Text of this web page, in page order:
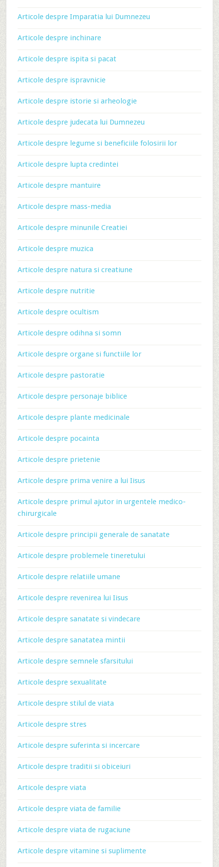
Articole despre Imparatia lui Dumnezeu
Articole despre inchinare
Articole despre ispita si pacat
Articole despre ispravnicie
Articole despre istorie si arheologie
Articole despre judecata lui Dumnezeu
Articole despre legume si beneficiile folosirii lor
Articole despre lupta credintei
Articole despre mantuire
Articole despre mass-media
Articole despre minunile Creatiei
Articole despre muzica
Articole despre natura si creatiune
Articole despre nutritie
Articole despre ocultism
Articole despre odihna si somn
Articole despre organe si functiile lor
Articole despre pastoratie
Articole despre personaje biblice
Articole despre plante medicinale
Articole despre pocainta
Articole despre prietenie
Articole despre prima venire a lui Iisus
Articole despre primul ajutor in urgentele medico-
chirurgicale
Articole despre principii generale de sanatate
Articole despre problemele tineretului
Articole despre relatiile umane
Articole despre revenirea lui Iisus
Articole despre sanatate si vindecare
Articole despre sanatatea mintii
Articole despre semnele sfarsitului
Articole despre sexualitate
Articole despre stilul de viata
Articole despre stres
Articole despre suferinta si incercare
Articole despre traditii si obiceiuri
Articole despre viata
Articole despre viata de familie
Articole despre viata de rugaciune
Articole despre vitamine si suplimente